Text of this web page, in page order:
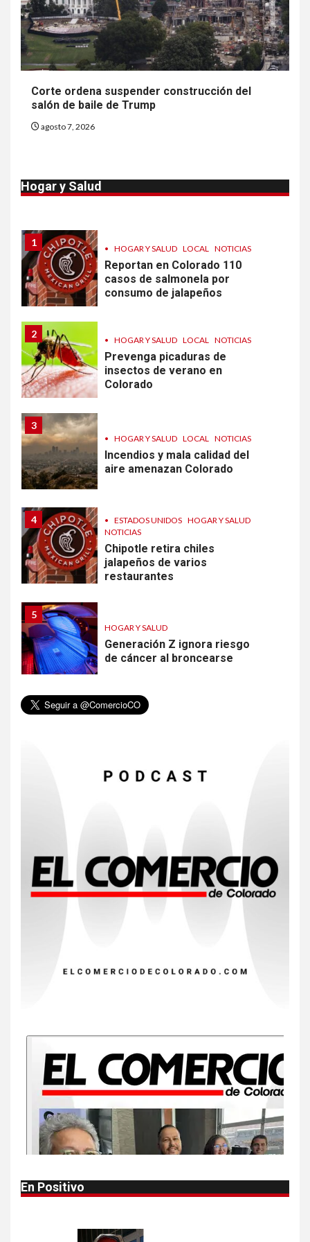
Corte ordena suspender construcción del
salón de baile de Trump
agosto 7, 2026
Hogar y Salud
en Michigan
9
• ESTADOS UNIDOS HOGAR Y SALUD
NOTICIAS
Más casos de sarampión en
EEUU este año que en 2025
por parásito que causa
1
• HOGAR Y SALUD LOCAL NOTICIAS
Reportan en Colorado 110
casos de salmonela por
consumo de jalapeños
2
• HOGAR Y SALUD LOCAL NOTICIAS
Prevenga picaduras de
insectos de verano en
Colorado
3
• HOGAR Y SALUD LOCAL NOTICIAS
Incendios y mala calidad del
aire amenazan Colorado
4 • ESTADOS UNIDOS HOGAR Y SALUD
NOTICIAS
Chipotle retira chiles
jalapeños de varios
restaurantes
5
HOGAR Y SALUD
Generación Z ignora riesgo
de cáncer al broncearse
6
precio
8 • ESTADOS UNIDOS HOGAR Y SALUD
EEUU este año que en 2025
• ESTADOS UNIDOS
HOGAR Y SALUD
NOTICIAS
Van 4,100 casos confirmados
por parásito que causa
diarrea en EEUU
• HOGAR Y SALUD LOCAL NOTICIAS
Reportan en Colorado 110
consumo de jalapeños
En Positivo